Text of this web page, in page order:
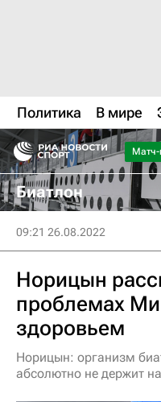
Политика В мире
Матч-
Биатлон
09:21 26.08.2022
Норицын
проблемах
здоровьем
Норицын: организм
абсолютно не держит